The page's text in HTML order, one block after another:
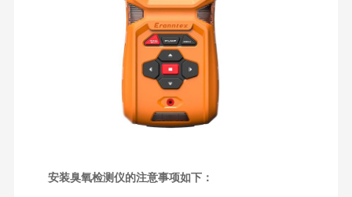
安装臭氧检测仪的注意事项如下：